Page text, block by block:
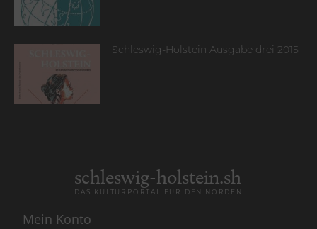
Schleswig-Holstein Ausgabe drei 2015
schleswig-holstein.sh
DAS KULTURPORTAL FÜR DEN NORDEN
Mein Konto